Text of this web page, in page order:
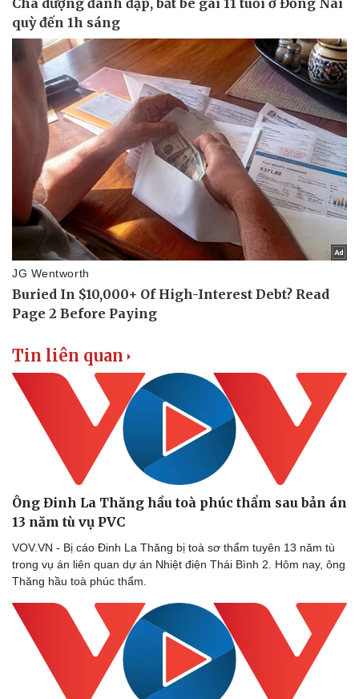
Tin liên quan
Ông Đinh La Thăng hầu toà phúc thẩm sau bản án
13 năm tù vụ PVC
VOV.VN - Bị cáo Đinh La Thăng bị toà sơ thẩm tuyên 13 năm tù
trong vụ án liên quan dự án Nhiệt điện Thái Bình 2. Hôm nay, ông
Thăng hầu toà phúc thẩm.